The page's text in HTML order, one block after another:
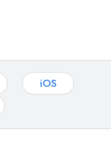
iOS